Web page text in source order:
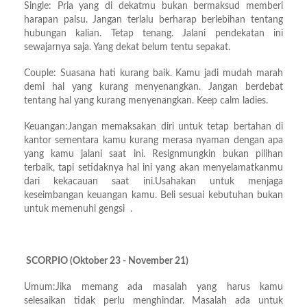
Single: Pria yang di dekatmu bukan bermaksud memberi
harapan palsu. Jangan terlalu berharap berlebihan tentang
hubungan kalian. Tetap tenang. Jalani pendekatan ini
sewajarnya saja. Yang dekat belum tentu sepakat.
Couple: Suasana hati kurang baik. Kamu jadi mudah marah
demi hal yang kurang menyenangkan. Jangan berdebat
tentang hal yang kurang menyenangkan. Keep calm ladies.
Keuangan:Jangan memaksakan diri untuk tetap bertahan di
kantor sementara kamu kurang merasa nyaman dengan apa
yang kamu jalani saat ini. Resignmungkin bukan pilihan
terbaik, tapi setidaknya hal ini yang akan menyelamatkanmu
dari kekacauan saat ini.Usahakan untuk menjaga
keseimbangan keuangan kamu. Beli sesuai kebutuhan bukan
untuk memenuhi gengsi .
SCORPIO (Oktober 23 - November 21)
Umum:Jika memang ada masalah yang harus kamu
selesaikan tidak perlu menghindar. Masalah ada untuk